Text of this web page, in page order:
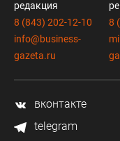
редакция
8 (843) 202-12-10
info@business-
gazeta.ru
8
вконтакте
telegram